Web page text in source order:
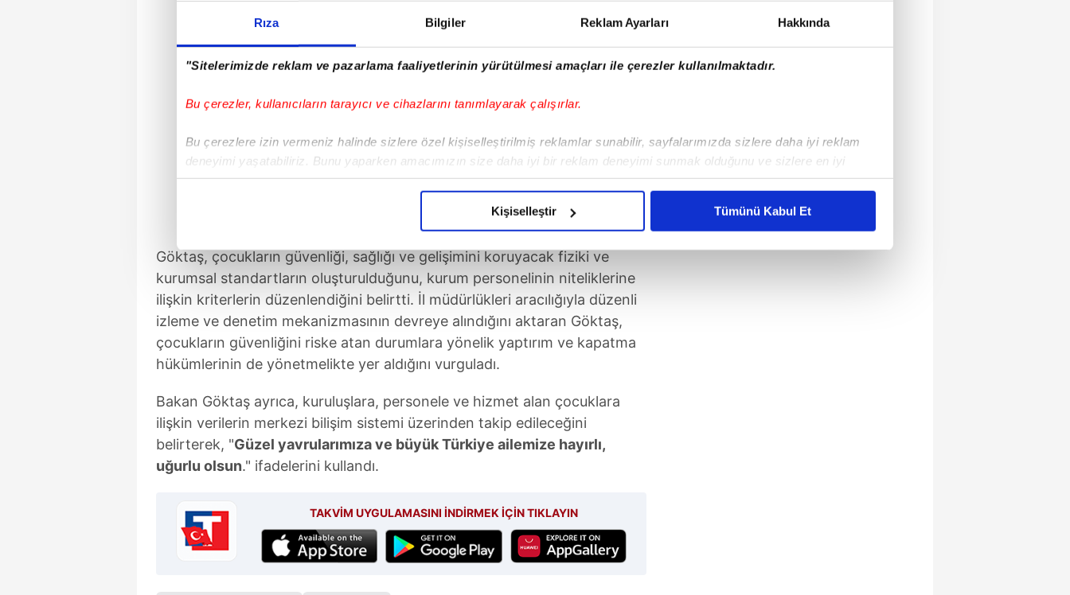
Rıza Bilgiler Reklam Ayarları Hakkında
"Sitelerimizde reklam ve pazarlama faaliyetlerinin yürütülmesi amaçları ile çerezler kullanılmaktadır.
Bu çerezler, kullanıcıların tarayıcı ve cihazlarını tanımlayarak çalışırlar.
Bu çerezlere izin vermeniz halinde sizlere özel kişiselleştirilmiş reklamlar sunabilir, sayfalarımızda sizlere daha iyi reklam
deneyimi yaşatabiliriz. Bunu yaparken amacımızın size daha iyi bir reklam deneyimi sunmak olduğunu ve sizlere en iyi
içerikleri sunabilmek adına elimizden gelen çabayı gösterdiğimizi ve bu noktada, reklamların maliyetlerimizi karşılamak
Sizlere daha iyi bir hizmet sunabilmek için İnternet Sitemizde kendimize ve üçüncü kişilere ait çerezler kullanılmaktadır. Bu
çerezler vasıtasıyla çeşitli kişisel verileriniz işlenmekte olup gerekli olan çerezler bilgi toplumu hizmetlerinin sunulması
amacıyla kullanılmaktadır. Diğer çerezler, sitemizin daha işlevsel kılınması ve kişiselleştirilmesi ve sizlere yönelik
reklam/pazarlama faaliyetlerinin yapılması, amaçlarıyla sınırlı olarak açık rızanız dahilinde kullanılacaktır.
Çerezlere ilişkin tercihlerinizi aşağıda yer alan panel vasıtasıyla belirleyebilirsiniz. Çerezlere ilişkin detaylı bilgi için Ayarlar
6698 sayılı Kişisel Verilerin Korunması Kanunu uyarınca hazırlanmış Aydınlatma Metnimizi okumak ve sitemizde ilgili
mevzuata uygun olarak kullanılan çerezlerle ilgili bilgi almak için lütfentıklayınız
Kişiselleştir Tümünü Kabul Et
Göktaş, çocukların güvenliği, sağlığı ve gelişimini koruyacak fiziki ve
kurumsal standartların oluşturulduğunu, kurum personelinin niteliklerine
ilişkin kriterlerin düzenlendiğini belirtti. İl müdürlükleri aracılığıyla düzenli
izleme ve denetim mekanizmasının devreye alındığını aktaran Göktaş,
çocukların güvenliğini riske atan durumlara yönelik yaptırım ve kapatma
hükümlerinin de yönetmelikte yer aldığını vurguladı.
Bakan Göktaş ayrıca, kuruluşlara, personele ve hizmet alan çocuklara
ilişkin verilerin merkezi bilişim sistemi üzerinden takip edileceğini
belirterek, "Güzel yavrularımıza ve büyük Türkiye ailemize hayırlı,
uğurlu olsun." ifadelerini kullandı.
TAKVİM UYGULAMASINI İNDİRMEK İÇİN TIKLAYIN